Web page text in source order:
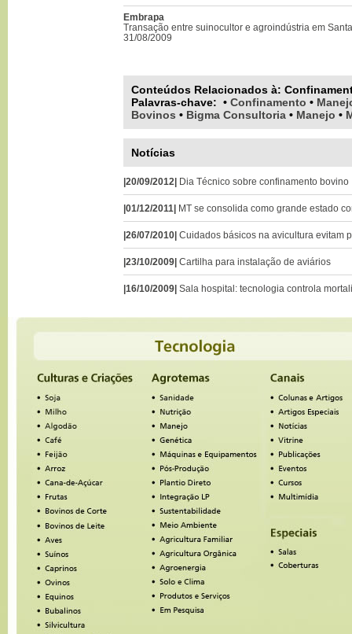
Embrapa
Transação entre suinocultor e agroindústria em
31/08/2009
Conteúdos Relacionados à:
Palavras-chave: • Confinamento •
Bovinos • Bigma Consultoria • Manejo •
Notícias
|20/09/2012| Dia Técnico sobre confinamento bovino
|01/12/2011| MT se consolida como grande estado
|26/07/2010| Cuidados básicos na avicultura evitam
|23/10/2009| Cartilha para instalação de aviários
|16/10/2009| Sala hospital: tecnologia controla